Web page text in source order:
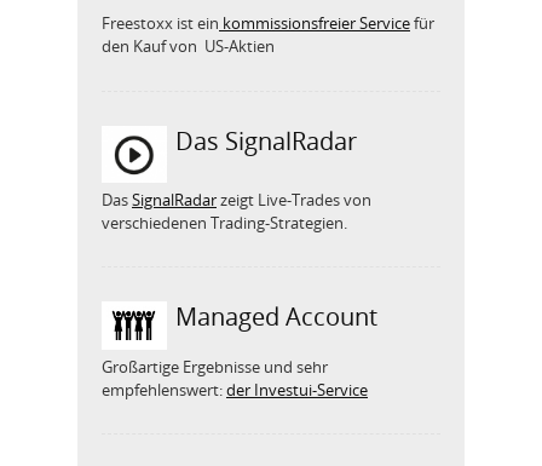
Freestoxx ist ein kommissionsfreier Servicefür
den Kauf von US-Aktien
Das SignalRadar
DasSignalRadarzeigt Live-Trades von
verschiedenen Trading-Strategien.
Managed Account
Großartige Ergebnisse und sehr
empfehlenswert:der Investui-Service